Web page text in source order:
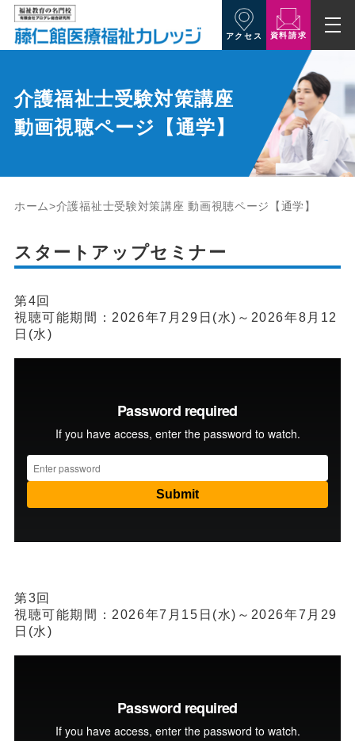
アクセス 資料請求
介護福祉士受験対策講座
動画視聴ページ【通学】
ホーム 介護福祉士受験対策講座 動画視聴ページ【通学】
スタートアップセミナー
第4回
視聴可能期間：2026年7月29日(水)～2026年8月12
日(水)
第3回
視聴可能期間：2026年7月15日(水)～2026年7月29
日(水)